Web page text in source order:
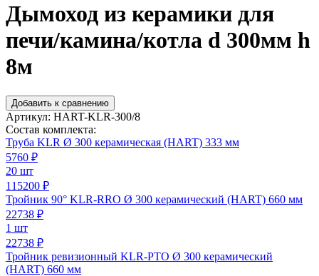
Дымоход из керамики для
печи/камина/котла d 300мм h
8м
Добавить к сравнению
Артикул: HART-KLR-300/8
Состав комплекта:
Труба KLR Ø 300 керамическая (HART) 333 мм
5760 ₽
20 шт
115200 ₽
Тройник 90° KLR-RRO Ø 300 керамический (HART) 660 мм
22738 ₽
1 шт
22738 ₽
Тройник ревизионный KLR-PTO Ø 300 керамический
(HART) 660 мм